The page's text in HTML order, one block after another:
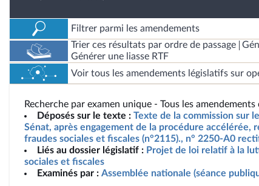
Filtrer parmi les amendements
Trier ces résultats par ordre de passage
Générer une liasse RTF
Voir tous les amendements législatifs sur
Recherche par examen unique - Tous les
Déposés sur le texte : Texte de la commission sur
Sénat, après engagement de la procédure accélérée,
fraudes sociales et fiscales (n°2115)., n° 2250-A0
Liés au dossier législatif : Projet de loi relatif à la
sociales et fiscales
Examinés par : Assemblée nationale (séance